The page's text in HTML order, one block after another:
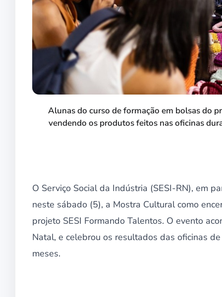
Alunas do curso de formação em bolsas do
vendendo os produtos feitos nas oficinas
O Serviço Social da Indústria (SESI-RN), em
neste sábado (5), a Mostra Cultural como
projeto SESI Formando Talentos. O evento
Natal, e celebrou os resultados das oficinas
meses.